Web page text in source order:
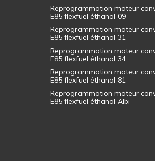
Reprogrammation moteur
E85 flexfuel éthanol 09
Reprogrammation moteur
E85 flexfuel éthanol 31
Reprogrammation moteur
E85 flexfuel éthanol 34
Reprogrammation moteur
E85 flexfuel éthanol 81
Reprogrammation moteur
E85 flexfuel éthanol Albi